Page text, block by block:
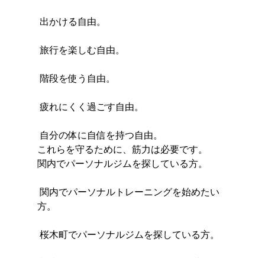
出かける自由。
旅行を楽しむ自由。
階段を使う自由。
疲れにくく過ごす自由。
自分の体に自信を持つ自由。
これらを守るために、筋力は必要です。
関内でパーソナルジムを探している方。
方。
桜木町でパーソナルジムを探している方。